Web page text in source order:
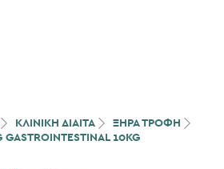
ΚΛΙΝΙΚΗ ΔΙΑΙΤΑ
ΞΗΡΑ ΤΡΟΦΗ
GASTROINTESTINAL 10KG